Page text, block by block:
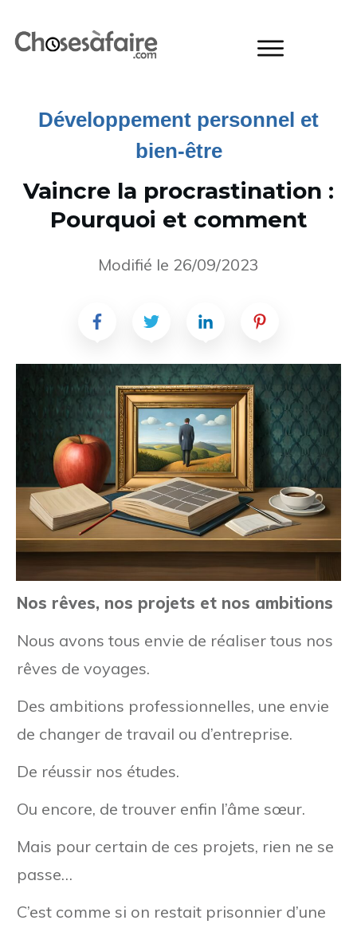
Développement personnel et
bien-être
Vaincre la procrastination :
Pourquoi et comment
Modifié le 26/09/2023
Nos rêves, nos projets et nos ambitions
Nous avons tous envie de réaliser tous nos
rêves de voyages.
Des ambitions professionnelles, une envie
de changer de travail ou d’entreprise.
De réussir nos études.
Ou encore, de trouver enfin l’âme sœur.
Mais pour certain de ces projets, rien ne se
passe…
C’est comme si on restait prisonnier d’une